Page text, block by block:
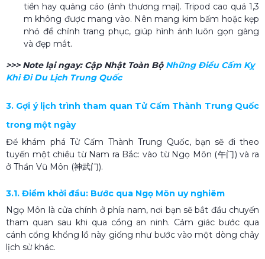
tiền hay quảng cáo (ảnh thương mại). Tripod cao quá 1,3
m không được mang vào. Nên mang kim bấm hoặc kẹp
nhỏ để chỉnh trang phục, giúp hình ảnh luôn gọn gàng
và đẹp mắt.
>>> Note lại ngay: Cập Nhật Toàn Bộ Những Điều Cấm Kỵ
Khi Đi Du Lịch Trung Quốc​
3. Gợi ý lịch trình tham quan Tử Cấm Thành Trung Quốc
trong một ngày
Để khám phá Tử Cấm Thành Trung Quốc, bạn sẽ đi theo
tuyến một chiều từ Nam ra Bắc: vào từ Ngọ Môn (午门) và ra
ở Thần Vũ Môn (神武门).
3.1. Điểm khởi đầu: Bước qua Ngọ Môn uy nghiêm
Ngọ Môn là cửa chính ở phía nam, nơi bạn sẽ bắt đầu chuyến
tham quan sau khi qua cổng an ninh. Cảm giác bước qua
cánh cổng khổng lồ này giống như bước vào một dòng chảy
lịch sử khác.